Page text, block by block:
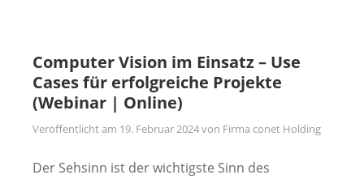
Computer Vision im Einsatz – Use
Cases für erfolgreiche Projekte
(Webinar | Online)
Veröffentlicht am 19. Februar 2024von Firma conet Holding
Der Sehsinn ist der wichtigste Sinn des